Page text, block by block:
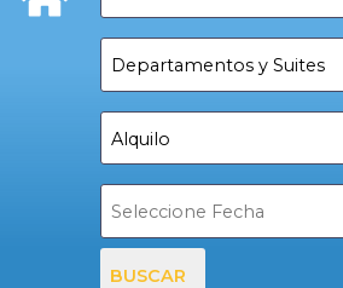
BUSCAR